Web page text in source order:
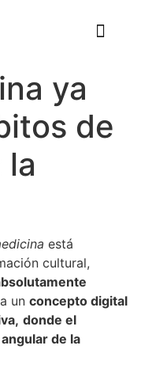
ya
de
está
cultural,
un concepto digital
donde el
de la